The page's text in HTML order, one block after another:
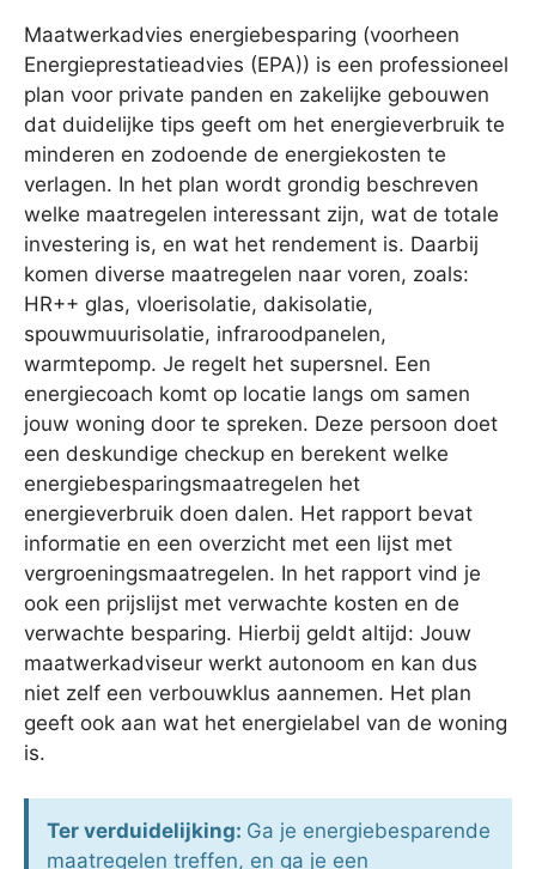
Maatwerkadvies energiebesparing (voorheen
Energieprestatieadvies (EPA)) is een professioneel
plan voor private panden en zakelijke gebouwen
dat duidelijke tips geeft om het energieverbruik te
minderen en zodoende de energiekosten te
verlagen. In het plan wordt grondig beschreven
welke maatregelen interessant zijn, wat de totale
investering is, en wat het rendement is. Daarbij
komen diverse maatregelen naar voren, zoals:
HR++ glas, vloerisolatie, dakisolatie,
spouwmuurisolatie, infraroodpanelen,
warmtepomp. Je regelt het supersnel. Een
energiecoach komt op locatie langs om samen
jouw woning door te spreken. Deze persoon doet
een deskundige checkup en berekent welke
energiebesparingsmaatregelen het
energieverbruik doen dalen. Het rapport bevat
informatie en een overzicht met een lijst met
vergroeningsmaatregelen. In het rapport vind je
ook een prijslijst met verwachte kosten en de
verwachte besparing. Hierbij geldt altijd: Jouw
maatwerkadviseur werkt autonoom en kan dus
niet zelf een verbouwklus aannemen. Het plan
geeft ook aan wat het energielabel van de woning
is.
Ter verduidelijking: Ga je energiebesparende
maatregelen treffen, en ga je een